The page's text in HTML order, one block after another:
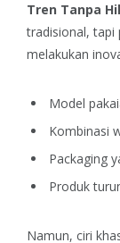
Tren Tanpa
tradisional, tapi
melakukan
Model
Kombinasi
Packaging
Produk
Namun, ciri